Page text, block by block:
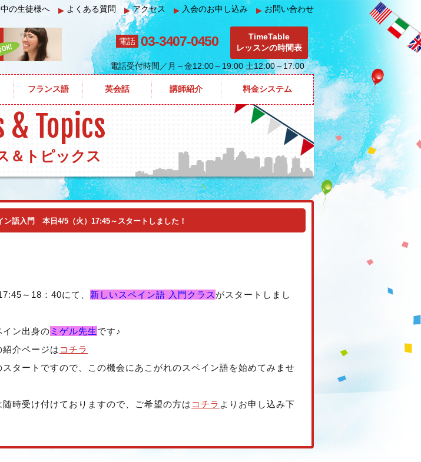
の生徒様へ ▶ よくある質問 ▶アクセス ▶ 入会のお申し込み ▶ お問い合わせ
TimeTable
レッスンの時間表
電話 03-3407-0450
電話受付時間 ／月～金12:00～19:00 土12:00～17:00
フランス語 英会話 講師紹介 料金システム
ートしました！
& Topics
＆トピックス
ン語入門 本日4/5（火）17:45～スタートしました！
～18：40にて、 新しいスペイン語 入門クラス がスタートしまし
イン出身の ミゲル先生です♪
介ページは コチラ
タートですので、この機会にあこがれのスペイン語を始めてみませ
時受け付けておりますので、ご希望の方は コチラ よりお申し込み下